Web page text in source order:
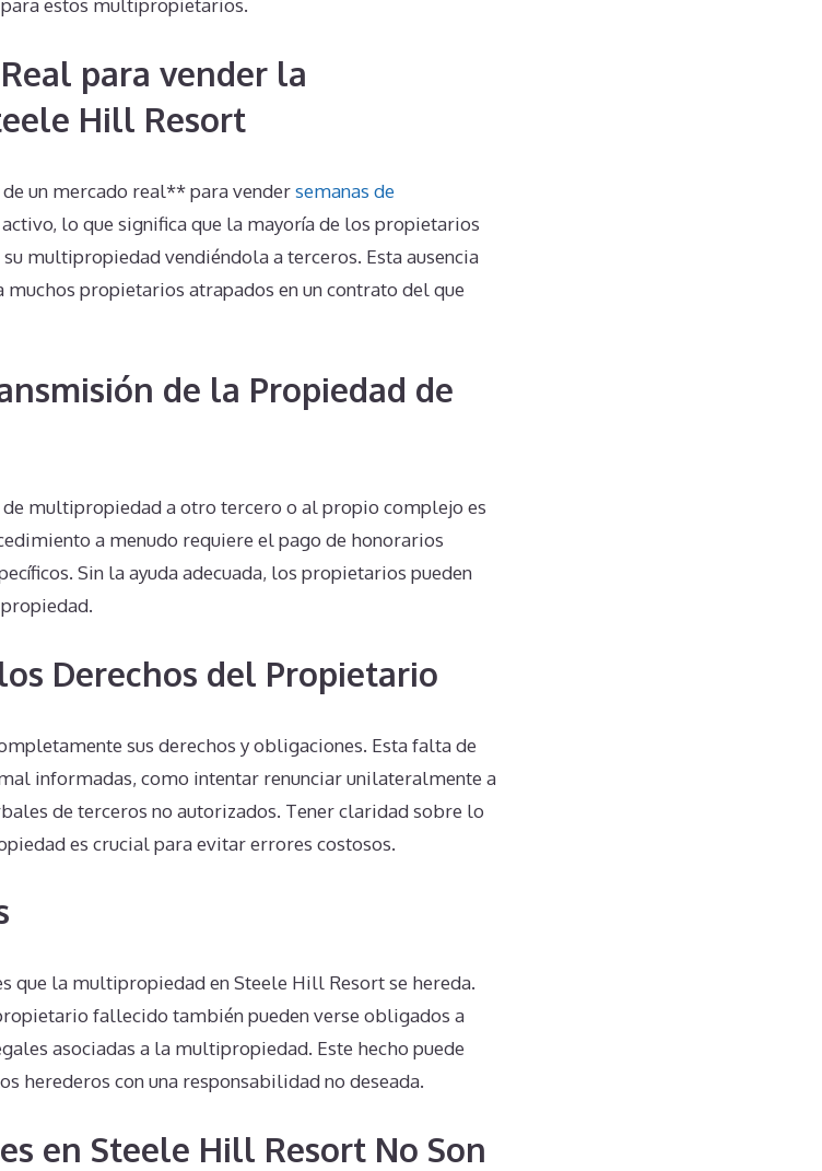
estos multipropietarios.
para vender la
Hill Resort
un mercado real** para vendersemanas de
lo que significa que la mayoría de los propietarios
multipropiedad vendiéndola a terceros. Esta ausencia
propietarios atrapados en un contrato del que
de la Propiedad de
multipropiedad a otro tercero o al propio complejo es
a menudo requiere el pago de honorarios
Sin la ayuda adecuada, los propietarios pueden
Derechos del Propietario
sus derechos y obligaciones. Esta falta de
informadas, como intentar renunciar unilateralmente a
de terceros no autorizados. Tener claridad sobre lo
es crucial para evitar errores costosos.
que la multipropiedad en Steele Hill Resort se hereda.
fallecido también pueden verse obligados a
asociadas a la multipropiedad. Este hecho puede
herederos con una responsabilidad no deseada.
en Steele Hill Resort No Son